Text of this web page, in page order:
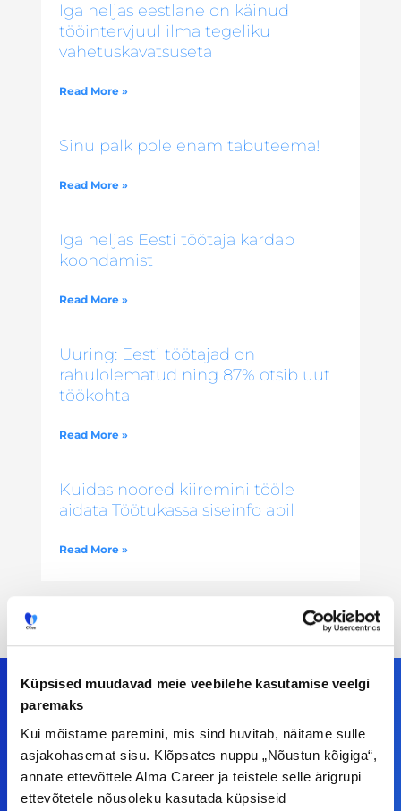
Küpsised muudavad meie veebilehe kasutamise veelgi
paremaks
Kui mõistame paremini, mis sind huvitab, näitame sulle
asjakohasemat sisu. Klõpsates nuppu „Nõustun kõigiga“,
annate ettevõttele Alma Career ja teistele selle ärigrupi
ettevõtetele nõusoleku kasutada küpsiseid
Iga neljas eestlane on käinud
tööintervjuul ilma tegeliku
vahetuskavatsuseta
Read More »
Sinu palk pole enam tabuteema!
Read More »
Iga neljas Eesti töötaja kardab
koondamist
Read More »
Uuring: Eesti töötajad on
rahulolematud ning 87% otsib uut
töökohta
Read More »
Kuidas noored kiiremini tööle
aidata Töötukassa siseinfo abil
Read More »
Meiega leiad!
Tööelublogi.ee lehelt leiad kõik vajaliku, et olla